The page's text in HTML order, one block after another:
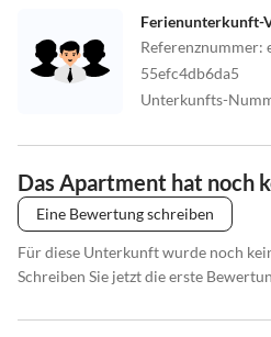
Ferienunterkunft-
Referenznummer:
55efc4db6da5
Unterkunfts-
Das Apartment hat noch
Eine Bewertung schreiben
Für diese Unterkunft wurde noch
Schreiben Sie jetzt die erste